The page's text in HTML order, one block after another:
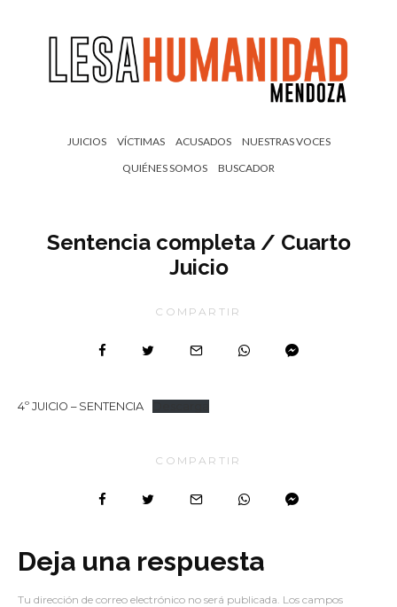
JUICIOS VÍCTIMAS ACUSADOS
NUESTRAS VOCES
QUIÉNES SOMOS
BUSCADOR
Sentencia completa / Cuarto
Juicio
COMPARTIR
4º JUICIO – SENTENCIA
COMPARTIR
Deja una respuesta
Tu dirección de correo electrónico no será publicada. Los campos